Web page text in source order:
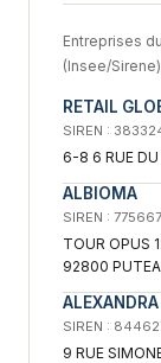
Entreprises
(Insee/
RETAIL
SIREN :
6-8 6 RUE DU
ALBIOMA
SIREN :
TOUR OPUS
92800
SIREN :
9 RUE